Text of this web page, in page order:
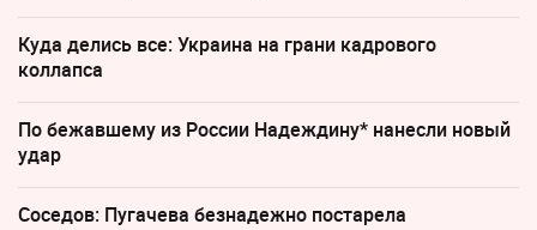
Куда делись все: Украина на грани кадрового
коллапса
По бежавшему из России Надеждину* нанесли новый
удар
Соседов: Пугачева безнадежно постарела